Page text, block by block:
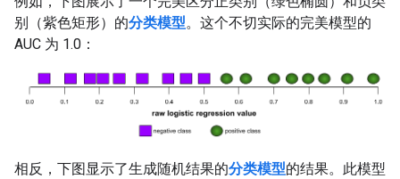
别（紫色矩形）的分类模型。这个不切实际的完美模型的
AUC 为 1.0：
相反，下图显示了生成随机结果的分类模型的结果。此模型